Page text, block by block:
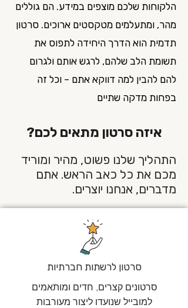
הלקוחות שלכם מוצפים במידע. הם גוללים
מהר, ומתעלמים מטקסטים ארוכים. סרטון
תדמית הוא הדרך היחידה לתפוס את
תשומת הלב שלהם, לרגש אותם ולגרום
להם להבין למה דווקא אתם – וכל זה
בפחות מדקה שתיים
איזה סרטון מתאים לכם?
התהליך שלנו פשוט, מהיר ומוריד
מכם את כל כאב הראש. אתם
מדברים, אנחנו יוצרים.
סרטון לרשתות חברתיות
סרטונים קצרים, חדים ומותאמים
למובייל שנועדו ליצור מעורבות